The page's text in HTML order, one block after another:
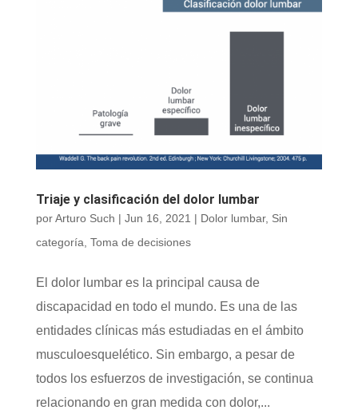
Triaje y clasificación del dolor lumbar
porArturo Such | Jun 16, 2021 | Dolor lumbar, Sin
categoría Toma de decisiones
El dolor lumbar es la principal causa de
discapacidad en todo el mundo. Es una de las
entidades clínicas más estudiadas en el ámbito
musculoesquelético. Sin embargo, a pesar de
todos los esfuerzos de investigación, se continua
relacionando en gran medida con dolor,...